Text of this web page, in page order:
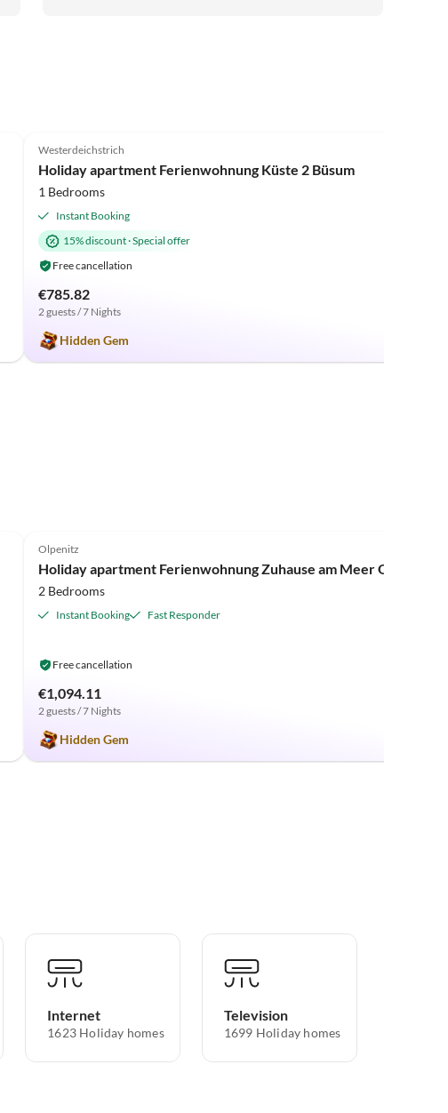
Westerdeichstrich
Holiday apartment Ferienwohnung Küste 2 Büsum
1 Bedrooms
Instant Booking
15% discount·Special offer
Free cancellation
€785.82
2 guests / 7 Nights
Hidden Gem
Olpenitz
Holiday apartment Ferienwohnung Zuhause am Meer Olpenitz
2 Bedrooms
Instant Booking Fast Responder
Free cancellation
€1,094.11
2 guests / 7 Nights
Hidden Gem
Internet
1623 Holiday homes
Television
1699 Holiday homes